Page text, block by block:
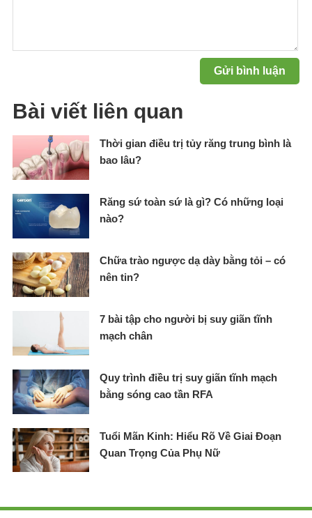
Bài viết liên quan
Thời gian điều trị tủy răng trung bình là
bao lâu?
Răng sứ toàn sứ là gì? Có những loại
nào?
Chữa trào ngược dạ dày bằng tỏi – có
nên tin?
7 bài tập cho người bị suy giãn tĩnh
mạch chân
Quy trình điều trị suy giãn tĩnh mạch
bằng sóng cao tần RFA
Tuổi Mãn Kinh: Hiểu Rõ Về Giai Đoạn
Quan Trọng Của Phụ Nữ